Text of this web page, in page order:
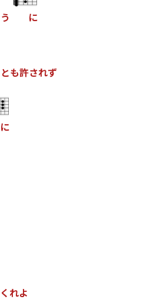
う に
とも許されず
に
く れよ